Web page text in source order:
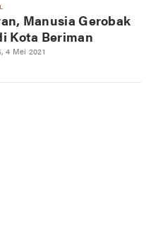
Manusia Gerobak
Kota Beriman
,4 Mei 2021